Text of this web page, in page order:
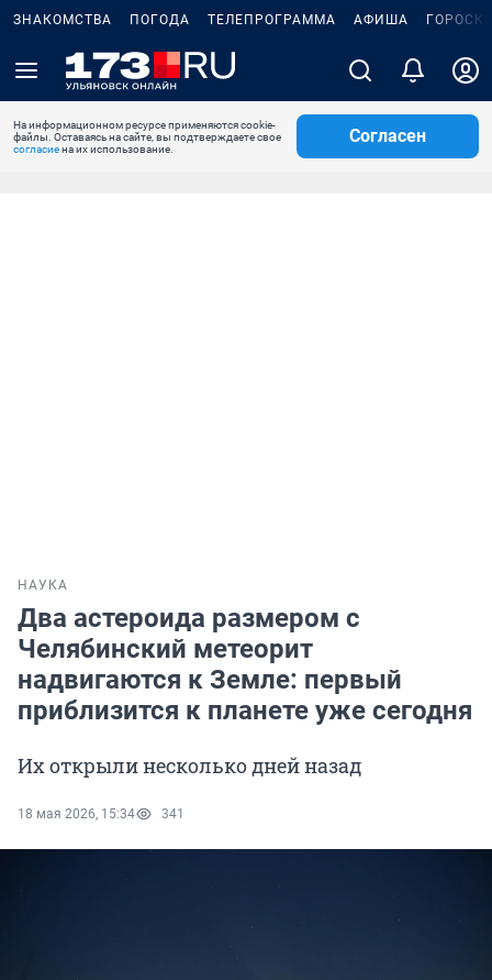
ЗНАКОМСТВА ПОГОДА ТЕЛЕПРОГРАММА АФИША
На информационном ресурсе применяются cookie-
файлы. Оставаясь на сайте, вы подтверждаете свое
согласиена их использование.
Согласен
НАУКА
Два астероида размером с
Челябинский метеорит
надвигаются к Земле: первый
приблизится к планете уже сегодня
Их открыли несколько дней назад
18 мая 2026, 15:34 341